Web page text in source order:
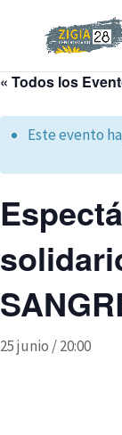
« Todos los
Este evento
25 junio / 20:00